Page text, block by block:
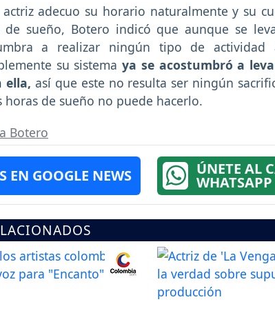
adecuo su horario naturalmente y su
de sueño, Botero indicó que aunque se
a realizar ningún tipo de
su sistema ya se acostumbró a
ella, así que este no resulta ser ningún
horas de sueño no puede hacerlo.
Botero
EN GOOGLE NEWS ÚNETE AL
WHATSAPP